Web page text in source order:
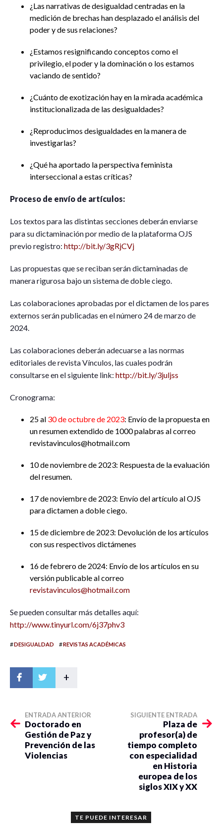
¿Las narrativas de desigualdad centradas en la
medición de brechas han desplazado el análisis del
poder y de sus relaciones?
¿Estamos resignificando conceptos como el
privilegio, el poder y la dominación o los estamos
vaciando de sentido?
¿Cuánto de exotización hay en la mirada académica
institucionalizada de las desigualdades?
¿Reproducimos desigualdades en la manera de
investigarlas?
¿Qué ha aportado la perspectiva feminista
interseccional a estas críticas?
Proceso de envío de artículos:
Los textos para las distintas secciones deberán enviarse
para su dictaminación por medio de la plataforma OJS
previo registro: http://bit.ly/3gRjCVj
Las propuestas que se reciban serán dictaminadas de
manera rigurosa bajo un sistema de doble ciego.
Las colaboraciones aprobadas por el dictamen de los pares
externos serán publicadas en el número 24 de marzo de
2024.
Las colaboraciones deberán adecuarse a las normas
editoriales de revista Vínculos, las cuales podrán
consultarse en el siguiente link: http://bit.ly/3juljss
Cronograma:
25 al 30 de octubre de 2023: Envío de la propuesta en
un resumen extendido de 1000 palabras al correo
revistavinculos@hotmail.com
10 de noviembre de 2023: Respuesta de la evaluación
del resumen.
17 de noviembre de 2023: Envío del artículo al OJS
para dictamen a doble ciego.
15 de diciembre de 2023: Devolución de los artículos
con sus respectivos dictámenes
16 de febrero de 2024: Envío de los artículos en su
versión publicable al correo
revistavinculos@hotmail.com
Se pueden consultar más detalles aquí:
http://www.tinyurl.com/6j37phv3
#DESIGUALDAD #REVISTAS ACADÉMICAS
+
ENTRADA ANTERIOR
Doctorado en
Gestión de Paz y
Prevención de las
Violencias
SIGUIENTE ENTRADA
Plaza de
profesor(a) de
tiempo completo
con especialidad
en Historia
europea de los
siglos XIX y XX
TE PUEDE INTERESAR